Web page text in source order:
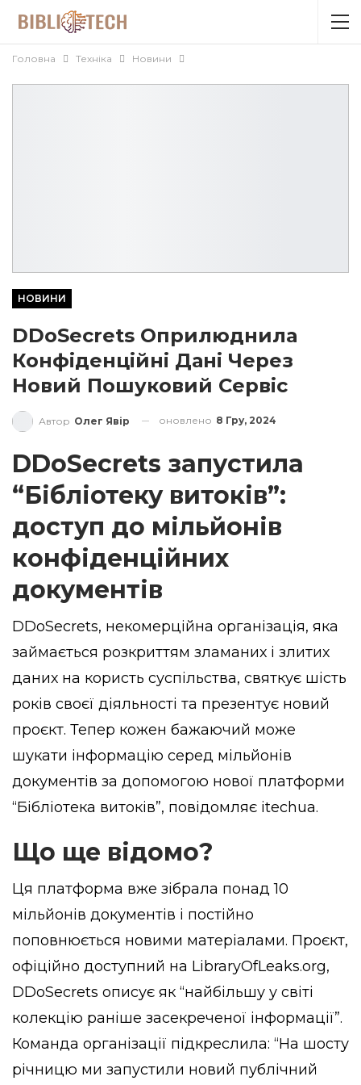
Головна Техніка Новини
НОВИНИ
DDoSecrets Оприлюднила
Конфіденційні Дані Через
Новий Пошуковий Сервіс
Автор Олег Явір оновлено 8 Гру, 2024
DDoSecrets запустила
“Бібліотеку витоків”:
доступ до мільйонів
конфіденційних
документів
DDoSecrets, некомерційна організація, яка
займається розкриттям зламаних і злитих
даних на користь суспільства, святкує шість
років своєї діяльності та презентує новий
проєкт. Тепер кожен бажаючий може
шукати інформацію серед мільйонів
документів за допомогою нової платформи
“Бібліотека витоків”, повідомляє itechua.
Що ще відомо?
Ця платформа вже зібрала понад 10
мільйонів документів і постійно
поповнюється новими матеріалами. Проєкт,
офіційно доступний на LibraryOfLeaks.org,
DDoSecrets описує як “найбільшу у світі
колекцію раніше засекреченої інформації”.
Команда організації підкреслила: “На шосту
річницю ми запустили новий публічний